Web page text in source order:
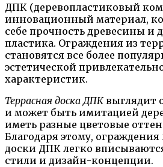
ДПК (деревопластиковый
инновационный материал,
себе прочность древесины и
пластика. Ограждения из
становятся все более
эстетической
характеристик.
Террасная доска ДПКвыглядит
и может быть имитацией
иметь разные цветовые
Благодаря этому, ограждения
доски ДПК легко
стили и дизайн-концепции.